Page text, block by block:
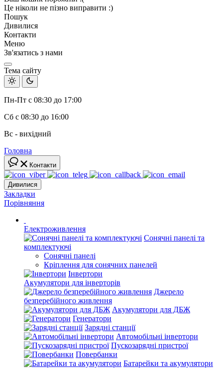
Це ніколи не пізно виправити :)
Пошук
Дивилися
Контакти
Меню
Зв'язатись з нами
Тема сайту
Пн-Пт с 08:30 до 17:00
Сб с 08:30 до 16:00
Вс - вихідний
Головна
Контакти
Дивилися
Закладки
Порівняння
Електроживлення
Сонячні панелі та
комплектуючі
Сонячні панелі
Кріплення для сонячних панелей
Інвертори
Акумулятори для інверторів
Джерело
безперебійного живлення
Акумулятори для ДБЖ
Генератори
Зарядні станції
Автомобільні інвертори
Пускозарядні пристрої
Повербанки
Батарейки та акумулятори